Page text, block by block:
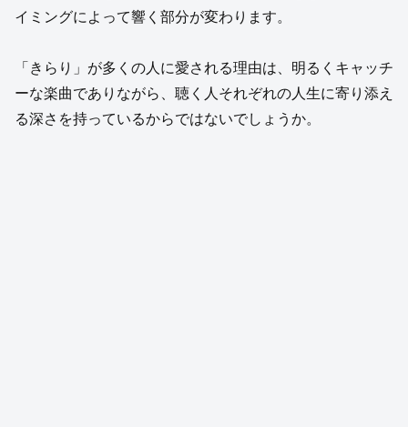
イミングによって響く部分が変わります。
「きらり」が多くの人に愛される理由は、明るくキャッチ
ーな楽曲でありながら、聴く人それぞれの人生に寄り添え
る深さを持っているからではないでしょうか。